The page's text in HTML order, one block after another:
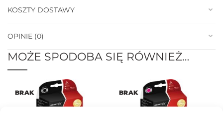
KOSZTY DOSTAWY
OPINIE (0)
MOŻE SPODOBA SIĘ RÓWNIEŻ…
BRAK BRAK